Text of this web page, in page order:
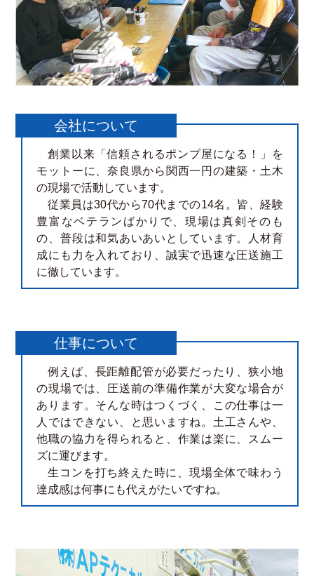
会社について
創業以来「信頼されるポンプ屋になる！」を
モットーに、奈良県から関西一円の建築・土木
の現場で活動しています。
従業員は30代から70代までの14名。皆、経験
豊富なベテランばかりで、現場は真剣そのも
の、普段は和気あいあいとしています。人材育
成にも力を入れており、誠実で迅速な圧送施工
に徹しています。
仕事について
例えば、長距離配管が必要だったり、狭小地
の現場では、圧送前の準備作業が大変な場合が
あります。そんな時はつくづく、この仕事は一
人ではできない、と思いますね。土工さんや、
他職の協力を得られると、作業は楽に、スムー
ズに運びます。
生コンを打ち終えた時に、現場全体で味わう
達成感は何事にも代えがたいですね。